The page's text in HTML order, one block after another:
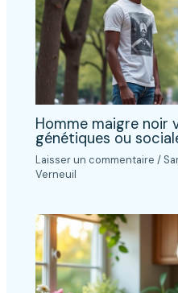
Homme maigre noir
génétiques ou
Laisser un commentaire /
Verneuil